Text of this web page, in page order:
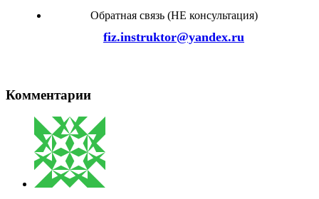
Обратная связь (НЕ консультация)
fiz.instruktor@yandex.ru
Комментарии